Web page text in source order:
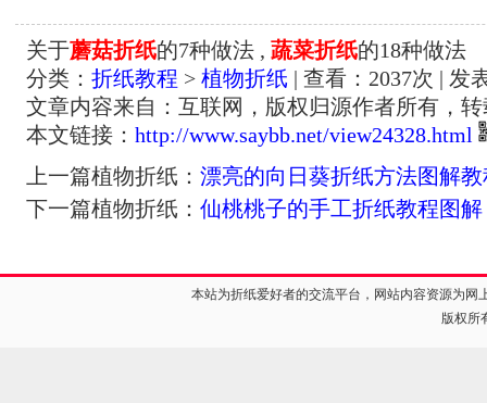
关于蘑菇折纸的7种做法 , 蔬菜折纸的18种做法
分类： 折纸教程 > 植物折纸 | 查看： 2037次 | 发
文章内容来自：互联网，版权归源作者所有，
本文链接： http://www.saybb.net/view24328.html
上一篇植物折纸： 漂亮的向日葵折纸方法图解教
下一篇植物折纸： 仙桃桃子的手工折纸教程图解
本站为折纸爱好者的交流平台，网站内容资源为
版权所